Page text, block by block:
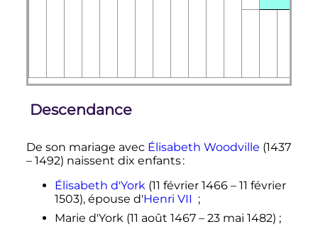
Descendance
De son mariage avec Élisabeth Woodville (1437
– 1492) naissent dix enfants :
Élisabeth d'York (11 février 1466– 11 février
1503), épouse d'Henri VII ;
Marie d'York (11 août 1467– 23 mai 1482) ;